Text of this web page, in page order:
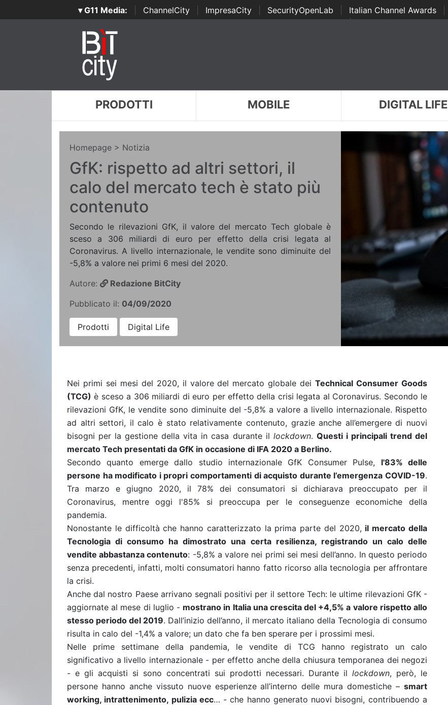
▾ G11 Media: ChannelCity ImpresaCity SecurityOpenLab Italian Channel Awards
Awards | ...
PRODOTTI MOBILE DIGITAL LIFE
Homepage > Notizia
GfK: rispetto ad altri settori, il
calo del mercato tech è stato più
contenuto
Secondo le rilevazioni GfK, il valore del mercato Tech globale è
sceso a 306 miliardi di euro per effetto della crisi legata al
Coronavirus. A livello internazionale, le vendite sono diminuite del
-5,8% a valore nei primi 6 mesi del 2020.
Autore:
Redazione BitCity
Pubblicato il: 04/09/2020
Prodotti Digital Life
Nei primi sei mesi del 2020, il valore del mercato globale deiTechnical Consumer Goods
(TCG) è sceso a 306 miliardi di euro per effetto della crisi legata al Coronavirus. Secondo le
rilevazioni GfK, le vendite sono diminuite del -5,8% a valore a livello internazionale. Rispetto
ad altri settori, il calo è stato relativamente contenuto, grazie anche all’emergere di nuovi
bisogni per la gestione della vita in casa durante il lockdown. Questi i principali trend del
mercato Tech presentati da GfK in occasione di IFA 2020 a Berlino.
Secondo quanto emerge dallo studio internazionale GfK Consumer Pulse, l'83% delle
persone ha modificato i propri comportamenti di acquisto durante l’emergenza COVID-19.
Tra marzo e giugno 2020, il 78% dei consumatori si dichiarava preoccupato per il
Coronavirus, mentre oggi l'85% si preoccupa per le conseguenze economiche della
pandemia.
Nonostante le difficoltà che hanno caratterizzato la prima parte del 2020, il mercato della
Tecnologia di consumo ha dimostrato una certa resilienza, registrando un calo delle
vendite abbastanza contenuto: -5,8% a valore nei primi sei mesi dell’anno. In questo periodo
senza precedenti, infatti, molti consumatori hanno fatto ricorso alla tecnologia per affrontare
la crisi.
Anche dal nostro Paese arrivano segnali positivi per il settore Tech: le ultime rilevazioni GfK -
aggiornate al mese di luglio - mostrano in Italia una crescita del +4,5% a valore rispetto allo
stesso periodo del 2019. Dall’inizio dell’anno, il mercato italiano della Tecnologia di consumo
risulta in calo del -1,4% a valore; un dato che fa ben sperare per i prossimi mesi.
Nelle prime settimane della pandemia, le vendite di TCG hanno registrato un calo
significativo a livello internazionale - per effetto anche della chiusura temporanea dei negozi
- e gli acquisti si sono concentrati sui prodotti necessari. Durante il lockdown, però, le
persone hanno anche vissuto nuove esperienze all’interno delle mura domestiche – smart
working, intrattenimento, pulizia ecc… - che hanno generato nuovi bisogni, contribuendo a